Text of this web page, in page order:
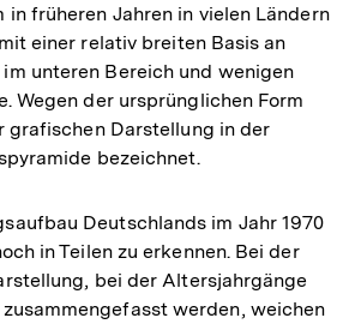
in früheren Jahren in vielen Ländern
einer relativ breiten Basis an
unteren Bereich und wenigen
Wegen der ursprünglichen Form
grafischen Darstellung in der
bezeichnet.
Deutschlands im Jahr 1970
in Teilen zu erkennen. Bei der
bei der Altersjahrgänge
werden, weichen